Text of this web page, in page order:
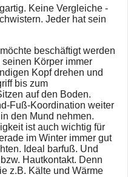
Keine Vergleiche -
Jeder hat sein
beschäftigt werden
Körper immer
Kopf drehen und
bis zum
auf den Boden.
Fuß-Koordination weiter
den Mund nehmen.
ist auch wichtig für
im Winter immer gut
Ideal barfuß. Und
Hautkontakt. Denn
z.B. Kälte und Wärme